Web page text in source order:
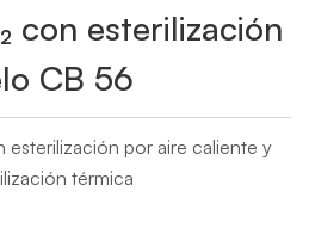
con esterilización
CB 56
por aire caliente y
térmica